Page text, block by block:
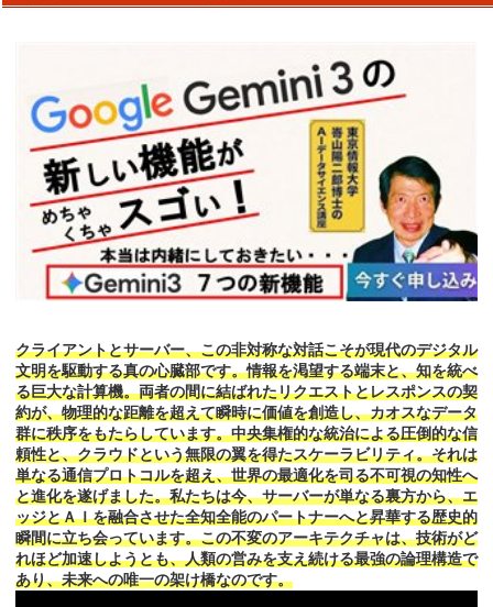
クライアントとサーバー、この非対称な対話こそが現代のデジタル
文明を駆動する真の心臓部です。情報を渇望する端末と、知を統べ
る巨大な計算機。両者の間に結ばれたリクエストとレスポンスの契
約が、物理的な距離を超えて瞬時に価値を創造し、カオスなデータ
群に秩序をもたらしています。中央集権的な統治による圧倒的な信
頼性と、クラウドという無限の翼を得たスケーラビリティ。それは
単なる通信プロトコルを超え、世界の最適化を司る不可視の知性へ
と進化を遂げました。私たちは今、サーバーが単なる裏方から、エ
ッジとＡＩを融合させた全知全能のパートナーへと昇華する歴史的
瞬間に立ち会っています。この不変のアーキテクチャは、技術がど
れほど加速しようとも、人類の営みを支え続ける最強の論理構造で
あり、未来への唯一の架け橋なのです。